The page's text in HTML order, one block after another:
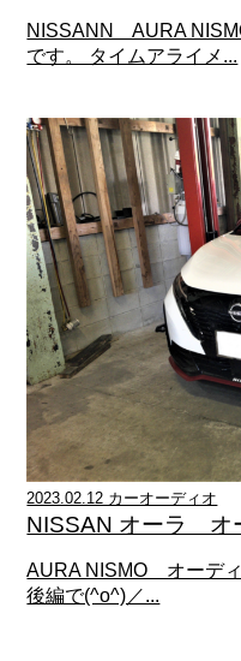
NISSANN AURA
です。 タイムアライメ...
2023.02.12 カーオーディオ
NISSAN オーラ オ
AURA NISMO オーデ
後編で(^o^)／...